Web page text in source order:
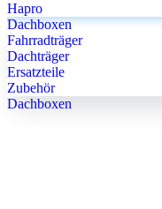
Hapro
Dachboxen
Fahrradträger
Dachträger
Ersatzteile
Zubehör
Dachboxen